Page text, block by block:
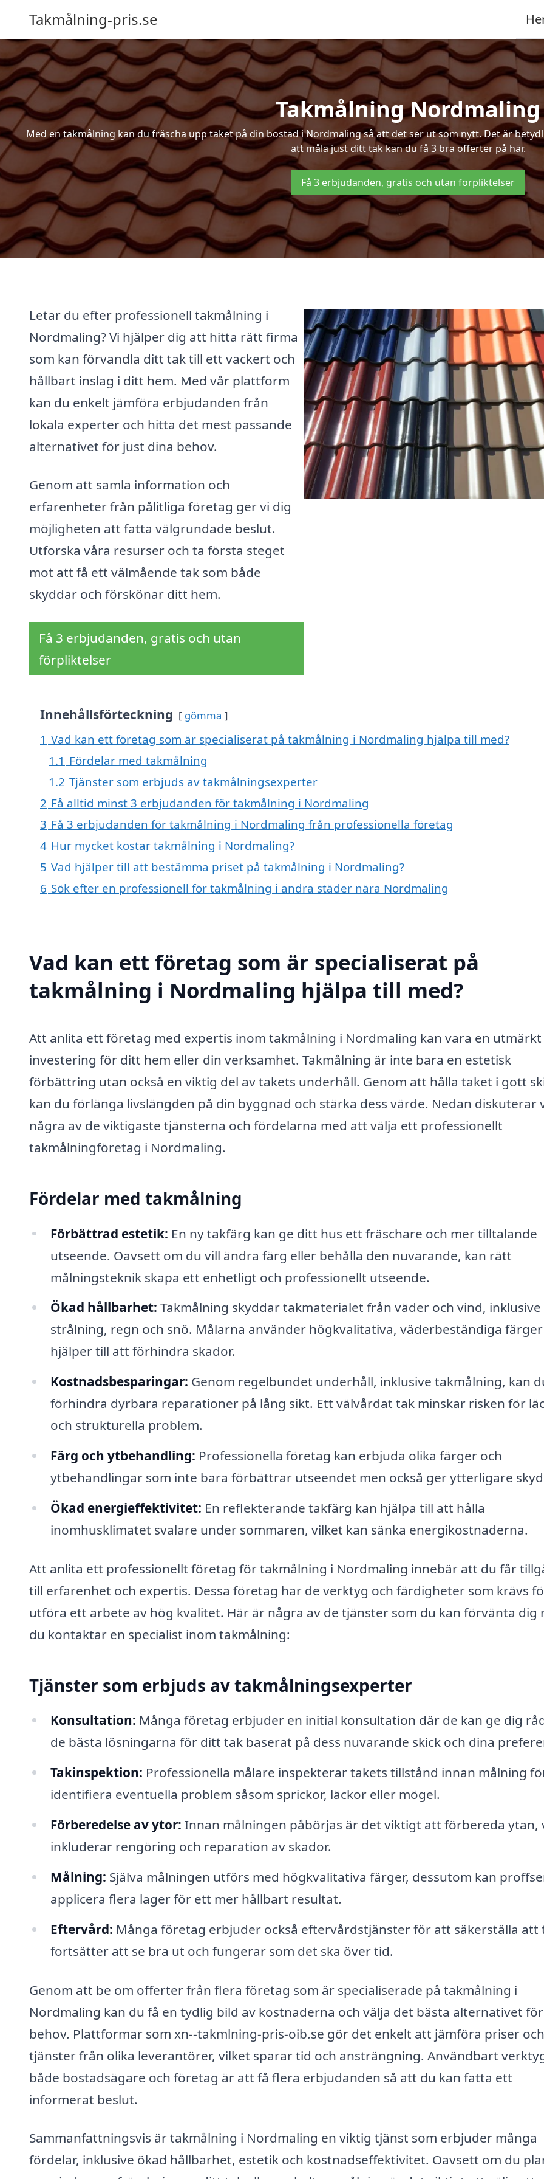
Takmålning-pris.se
Takmålning Nordmaling
Med en takmålning kan du fräscha upp taket på din bostad i Nordmaling så att det ser ut som nytt. Det är
att måla just ditt tak kan du få 3 bra offerter på här.
Få 3 erbjudanden, gratis och utan förpliktelser
Letar du efter professionell takmålning i
Nordmaling? Vi hjälper dig att hitta rätt firma
som kan förvandla ditt tak till ett vackert och
hållbart inslag i ditt hem. Med vår plattform
kan du enkelt jämföra erbjudanden från
lokala experter och hitta det mest passande
alternativet för just dina behov.
Genom att samla information och
erfarenheter från pålitliga företag ger vi dig
möjligheten att fatta välgrundade beslut.
Utforska våra resurser och ta första steget
mot att få ett välmående tak som både
skyddar och förskönar ditt hem.
Få 3 erbjudanden, gratis och utan
förpliktelser
Innehållsförteckning gömma
1 Vad kan ett företag som är specialiserat på takmålning i Nordmaling hjälpa till med?
1.1 Fördelar med takmålning
1.2 Tjänster som erbjuds av takmålningsexperter
2 Få alltid minst 3 erbjudanden för takmålning i Nordmaling
3 Få 3 erbjudanden för takmålning i Nordmaling från professionella företag
4 Hur mycket kostar takmålning i Nordmaling?
5 Vad hjälper till att bestämma priset på takmålning i Nordmaling?
6 Sök efter en professionell för takmålning i andra städer nära Nordmaling
Vad kan ett företag som är specialiserat på
takmålning i Nordmaling hjälpa till med?
Att anlita ett företag med expertis inom takmålning i Nordmaling kan vara en utmärkt
investering för ditt hem eller din verksamhet. Takmålning är inte bara en estetisk
förbättring utan också en viktig del av takets underhåll. Genom att hålla taket i gott
kan du förlänga livslängden på din byggnad och stärka dess värde. Nedan diskuterar
några av de viktigaste tjänsterna och fördelarna med att välja ett professionellt
takmålningföretag i Nordmaling.
Fördelar med takmålning
Förbättrad estetik: En ny takfärg kan ge ditt hus ett fräschare och mer tilltalande
utseende. Oavsett om du vill ändra färg eller behålla den nuvarande, kan rätt
målningsteknik skapa ett enhetligt och professionellt utseende.
Ökad hållbarhet: Takmålning skyddar takmaterialet från väder och vind, inklusive
strålning, regn och snö. Målarna använder högkvalitativa, väderbeständiga
hjälper till att förhindra skador.
Kostnadsbesparingar: Genom regelbundet underhåll, inklusive takmålning, kan
förhindra dyrbara reparationer på lång sikt. Ett välvårdat tak minskar risken för
och strukturella problem.
Färg och ytbehandling: Professionella företag kan erbjuda olika färger och
ytbehandlingar som inte bara förbättrar utseendet men också ger ytterligare
Ökad energieffektivitet: En reflekterande takfärg kan hjälpa till att hålla
inomhusklimatet svalare under sommaren, vilket kan sänka energikostnaderna.
Att anlita ett professionellt företag för takmålning i Nordmaling innebär att du får
till erfarenhet och expertis. Dessa företag har de verktyg och färdigheter som krävs
utföra ett arbete av hög kvalitet. Här är några av de tjänster som du kan förvänta dig
du kontaktar en specialist inom takmålning:
Tjänster som erbjuds av takmålningsexperter
Konsultation: Många företag erbjuder en initial konsultation där de kan ge dig
de bästa lösningarna för ditt tak baserat på dess nuvarande skick och dina
Takinspektion: Professionella målare inspekterar takets tillstånd innan målning
identifiera eventuella problem såsom sprickor, läckor eller mögel.
Förberedelse av ytor: Innan målningen påbörjas är det viktigt att förbereda ytan,
inkluderar rengöring och reparation av skador.
Målning: Själva målningen utförs med högkvalitativa färger, dessutom kan
applicera flera lager för ett mer hållbart resultat.
Eftervård: Många företag erbjuder också eftervårdstjänster för att säkerställa att
fortsätter att se bra ut och fungerar som det ska över tid.
Genom att be om offerter från flera företag som är specialiserade på takmålning i
Nordmaling kan du få en tydlig bild av kostnaderna och välja det bästa alternativet
behov. Plattformar som xn--takmlning-pris-oib.se gör det enkelt att jämföra priser och
tjänster från olika leverantörer, vilket sparar tid och ansträngning. Användbart
både bostadsägare och företag är att få flera erbjudanden så att du kan fatta ett
informerat beslut.
Sammanfattningsvis är takmålning i Nordmaling en viktig tjänst som erbjuder många
fördelar, inklusive ökad hållbarhet, estetik och kostnadseffektivitet. Oavsett om du